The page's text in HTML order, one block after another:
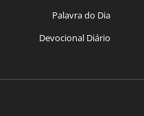
Palavra do Dia
Devocional Diário